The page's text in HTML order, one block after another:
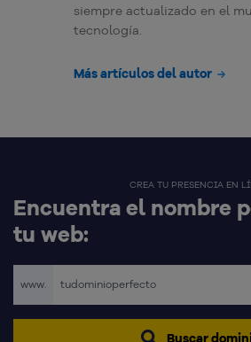
siempre actualizado en el
tecnología.
Más artículos del autor
CREA TU PRESENCIA EN
Encuentra el nombre
tu web:
www.
Buscar